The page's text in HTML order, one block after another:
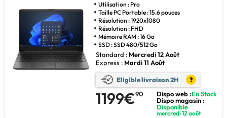
Utilisation : Pro
Taille PC Portable : 15.6 pouces
Résolution : 1920x1080
Résolution : FHD
Mémoire RAM : 16 Go
SSD : SSD 480/512 Go
Standard : Mercredi 12 Août
Express : Mardi 11 Août
Eligible livraison 2H ?
1199€90 Dispo web :En Stock
Dispo magasin :
Disponible
mercredi 12 août